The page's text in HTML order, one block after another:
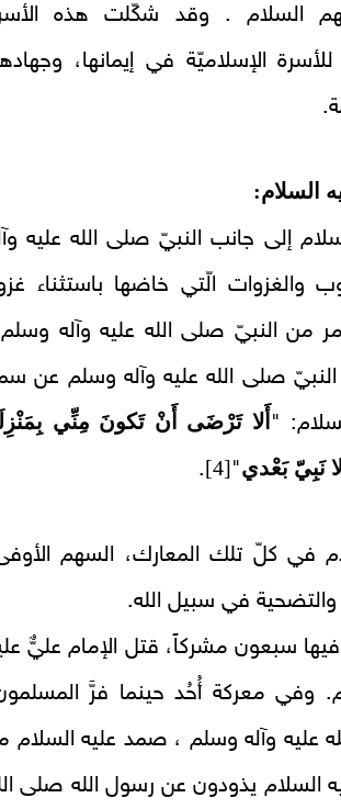
السلام . وقد شكّلت هذه
للأسرة الإسلاميّة في إيمانها،
إلى جانب النبيّ صلى الله عليه
الّتي خاضها باستثناء
من النبيّ صلى الله عليه وآله
النبيّ صلى الله عليه وآله وسلم عن
" أَلا تَرْضَى أَنْ تَكونَ مِنِّي
نَبِيّ بَعْدي"
[4]
.
في كلّ تلك المعارك، السهم
والتضحية في سبيل الله.
سبعون مشركاً، قتل الإمام عليٌّ
وفي معركة أُحُد حينما فرَّ
عليه وآله وسلم ، صمد عليه السلام
السلام يذودون عن رسول الله صلى